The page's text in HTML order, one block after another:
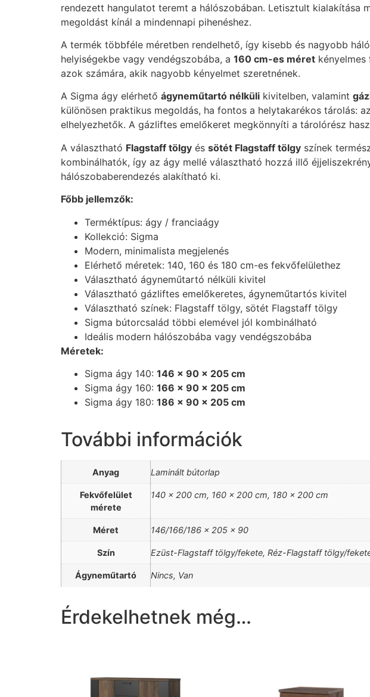
rendezett hangulatot teremt a hálószobában. Letisztult kialakítása
megoldást kínál a mindennapi pihenéshez.
A termék többféle méretben rendelhető, így kisebb és nagyobb
helyiségekbe vagy vendégszobába, a 160 cm-es méret
azok számára, akik nagyobb kényelmet szeretnének.
A Sigma ágy elérhető ágyneműtartó nélküli kivitelben, valamint
különösen praktikus megoldás, ha fontos a helytakarékos tárolás:
elhelyezhetők. A gázliftes emelőkeret megkönnyíti a tárolórész
A választható Flagstaff tölgy és sötét Flagstaff tölgy színek
kombinálhatók, így az ágy mellé választható hozzá illő
hálószobaberendezés alakítható ki.
Főbb jellemzők:
Terméktípus: ágy / franciaágy
Kollekció: Sigma
Modern, minimalista megjelenés
Elérhető méretek: 140, 160 és 180 cm-es fekvőfelülethez
Választható ágyneműtartó nélküli kivitel
Választható gázliftes emelőkeretes, ágyneműtartós kivitel
Választható színek: Flagstaff tölgy, sötét Flagstaff tölgy
Sigma bútorcsalád többi elemével jól kombinálható
Ideális modern hálószobába vagy vendégszobába
Méretek:
Sigma ágy 140: 146 × 90 × 205 cm
Sigma ágy 160: 166 × 90 × 205 cm
Sigma ágy 180: 186 × 90 × 205 cm
További információk
Anyag Laminált bútorlap
Fekvőfelület
mérete
140 x 200 cm, 160 x 200 cm, 180 x 200 cm
Méret 146/166/186 x 205 x 90
Szín Ezüst-Flagstaff tölgy/fekete, Réz-Flagstaff tölgy/
Ágyneműtartó Nincs, Van
Érdekelhetnek még…